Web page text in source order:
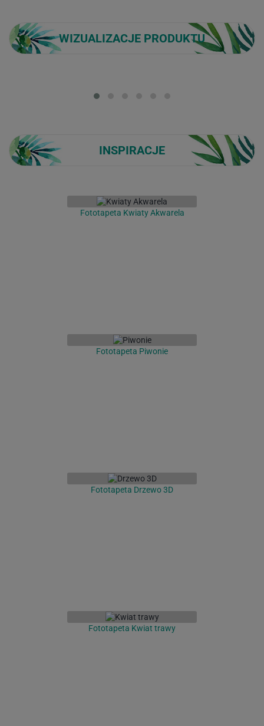
WIZUALIZACJE PRODUKTU
INSPIRACJE
Fototapeta Kwiaty Akwarela
Fototapeta Piwonie
Fototapeta Drzewo 3D
Fototapeta Kwiat trawy